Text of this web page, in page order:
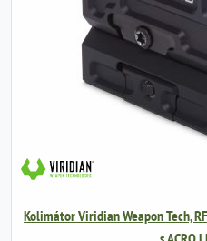
Kolimátor Viridian Weapon Tech,